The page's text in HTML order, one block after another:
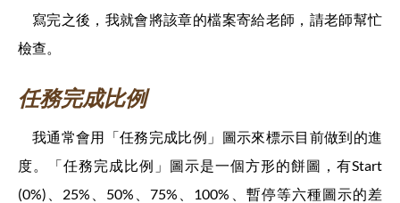
寫完之後，我就會將該章的檔案寄給老師，請老師幫忙
檢查。
任務完成比例
我通常會用「任務完成比例」圖示來標示目前做到的進
度。「任務完成比例」圖示是一個方形的餅圖，有Start
(0%)、25%、50%、75%、100%、暫停等六種圖示的差